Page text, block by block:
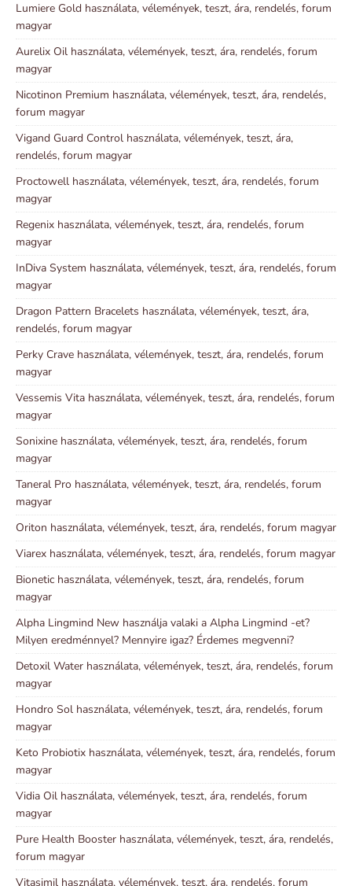
Lumiere Gold használata, vélemények, teszt, ára, rendelés, forum
magyar
Aurelix Oil használata, vélemények, teszt, ára, rendelés, forum
magyar
Nicotinon Premium használata, vélemények, teszt, ára, rendelés,
forum magyar
Vigand Guard Control használata, vélemények, teszt, ára,
rendelés, forum magyar
Proctowell használata, vélemények, teszt, ára, rendelés, forum
magyar
Regenix használata, vélemények, teszt, ára, rendelés, forum
magyar
InDiva System használata, vélemények, teszt, ára, rendelés, forum
magyar
Dragon Pattern Bracelets használata, vélemények, teszt, ára,
rendelés, forum magyar
Perky Crave használata, vélemények, teszt, ára, rendelés, forum
magyar
Vessemis Vita használata, vélemények, teszt, ára, rendelés, forum
magyar
Sonixine használata, vélemények, teszt, ára, rendelés, forum
magyar
Taneral Pro használata, vélemények, teszt, ára, rendelés, forum
magyar
Oriton használata, vélemények, teszt, ára, rendelés, forum magyar
Viarex használata, vélemények, teszt, ára, rendelés, forum magyar
Bionetic használata, vélemények, teszt, ára, rendelés, forum
magyar
Alpha Lingmind New használja valaki a Alpha Lingmind -et?
Milyen eredménnyel? Mennyire igaz? Érdemes megvenni?
Detoxil Water használata, vélemények, teszt, ára, rendelés, forum
magyar
Hondro Sol használata, vélemények, teszt, ára, rendelés, forum
magyar
Keto Probiotix használata, vélemények, teszt, ára, rendelés, forum
magyar
Vidia Oil használata, vélemények, teszt, ára, rendelés, forum
magyar
Pure Health Booster használata, vélemények, teszt, ára, rendelés,
forum magyar
Vitasimil használata, vélemények, teszt, ára, rendelés, forum